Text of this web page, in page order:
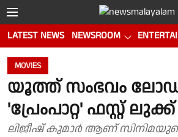
LATEST NEWS NEWSROOM
MOVIES
യൂത്ത് സംഭവം
'പ്രേംപാറ്റ' ഫസ്റ്റ്
ലിജീഷ് കുമാർ ആണ്